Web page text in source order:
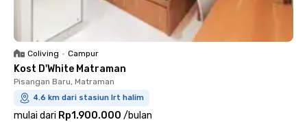
Coliving • Campur
Kost D'White Matraman
Pisangan Baru, Matraman
4.6 km dari stasiun lrt halim
mulai dari Rp1.900.000 /bulan